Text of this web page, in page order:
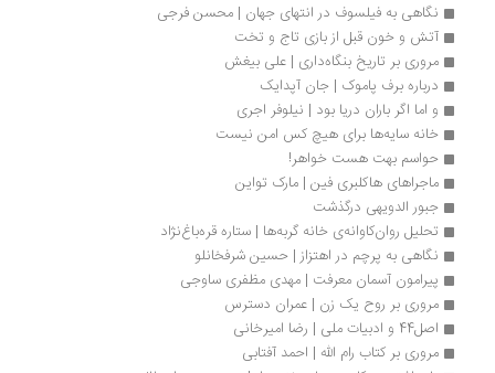
نگاهی به فیلسوف در انتهای جهان | محسن فرجی
آتش و خون قبل از بازی تاج و تخت
مروری بر تاریخ بنگاه‌داری | علی بیغش
درباره برف پاموک | جان آپدایک
و اما اگر باران دریا بود | نیلوفر اجری
خانه سایه‌ها برای‌ هیچ کس امن نیست
حواسم بهت هست خواهر!
ماجراهای هاکلبری فین | مارک تواین
جبور الدویهی درگذشت
تحلیل روان‌کاوانه‌ی خانه گربه‌ها | ستاره قره‌باغ‌نژاد
نگاهی به پرچم در اهتزاز | حسین شرفخانلو
پیرامون آسمان معرفت | مهدی مظفری ساوجی
مروری بر روح یک زن | عمران دسترس
مروری بر کتاب رام الله | احمد آفتابی